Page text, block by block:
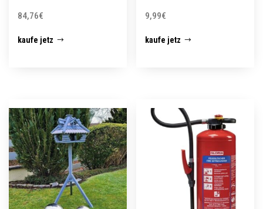
84,76€
kaufe jetz
9,99€
kaufe jetz